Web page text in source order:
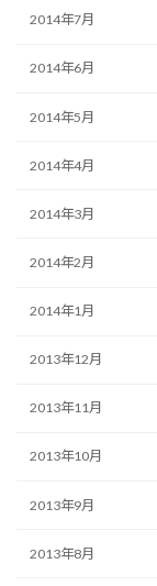
2014年7月
2014年6月
2014年5月
2014年4月
2014年3月
2014年2月
2014年1月
2013年12月
2013年11月
2013年10月
2013年9月
2013年8月